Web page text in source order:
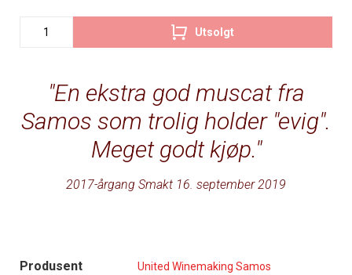
En ekstra god muscat fra
Samos som trolig holder "evig".
Meget godt kjøp.
2017-årgang Smakt 16. september 2019
Produsent United Winemaking Samos
Utsolgt